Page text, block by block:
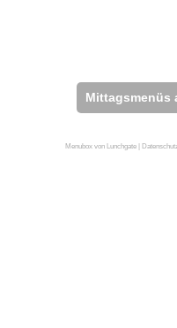
Mittagsmenüs
Menubox von Lunchgate |